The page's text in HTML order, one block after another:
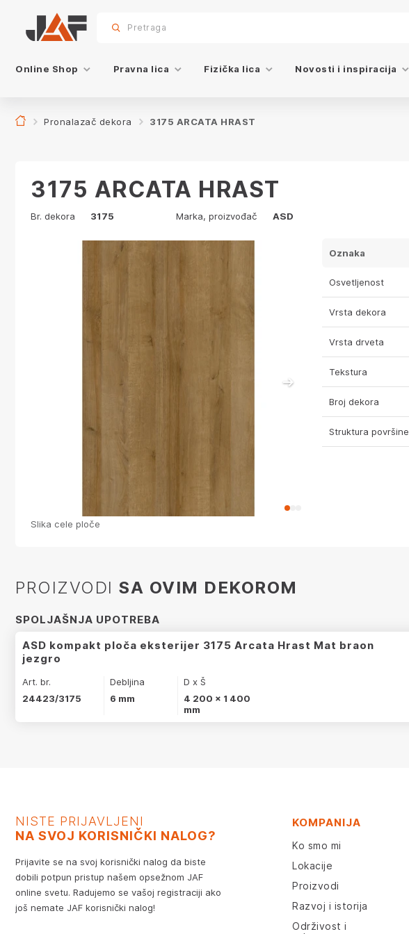
sr.skip-to.main-content
sr.skip-to.table-of-contents
sr.skip-to.main-navigation
Pretraga
Online Shop Pravna lica Fizička lica Novosti i inspiracija
Pronalazač dekora 3175 ARCATA HRAST
3175 ARCATA HRAST
Br. dekora 3175 Marka, proizvođač ASD
Slika cele ploče
Oznaka
Osvetljenost
Vrsta dekora
Vrsta drveta
Tekstura
Broj dekora
Struktura površine
PROIZVODI SA OVIM DEKOROM
SPOLJAŠNJA UPOTREBA
ASD kompakt ploča eksterijer 3175 Arcata Hrast Mat braon
jezgro
Art. br.
24423/3175
Debljina
6 mm
D x Š
4 200 x 1 400
mm
NISTE PRIJAVLJENI
NA SVOJ KORISNIČKI NALOG?
Prijavite se na svoj korisnički nalog da biste
dobili potpun pristup našem opsežnom JAF
online svetu. Radujemo se vašoj registraciji ako
još nemate JAF korisnički nalog!
KOMPANIJA
Ko smo mi
Lokacije
Proizvodi
Razvoj i istorija
Održivost i